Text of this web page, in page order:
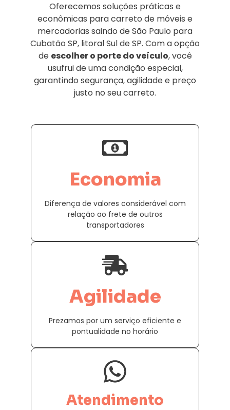
Oferecemos soluções práticas e
econômicas para carreto de móveis e
mercadorias saindo de São Paulo para
Cubatão SP, litoral Sul de SP. Com a opção
de escolher o porte do veículo, você
usufrui de uma condição especial,
garantindo segurança, agilidade e preço
justo no seu carreto.
Economia
Diferença de valores considerável com
relação ao frete de outros
transportadores
Agilidade
Prezamos por um serviço eficiente e
pontualidade no horário
Atendimento